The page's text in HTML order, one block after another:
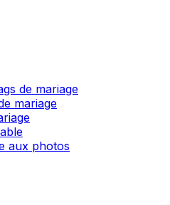
de mariage
mariage
aux photos